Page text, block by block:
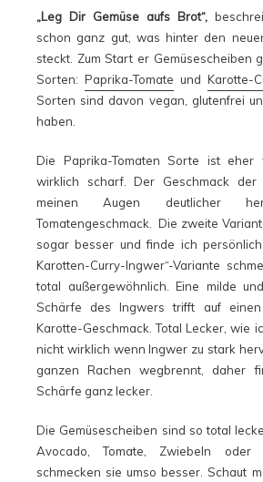
„Leg Dir Gemüse aufs Brot“,
schon ganz gut, was hinter den
steckt. Zum Start er Gemüsescheiben
Sorten: Paprika-Tomate und Karotte-
Sorten sind davon vegan, glutenfrei
haben.
Die Paprika-Tomaten Sorte ist eher
wirklich scharf. Der Geschmack der
meinen Augen deutlicher
Tomatengeschmack. Die zweite
sogar besser und finde ich
Karotten-Curry-Ingwer“-Variante
total außergewöhnlich. Eine milde
Schärfe des Ingwers trifft auf
Karotte-Geschmack. Total Lecker, wie
nicht wirklich wenn Ingwer zu stark
ganzen Rachen wegbrennt, daher
Schärfe ganz lecker.
Die Gemüsescheiben sind so total
Avocado, Tomate, Zwiebeln oder
schmecken sie umso besser. Schaut